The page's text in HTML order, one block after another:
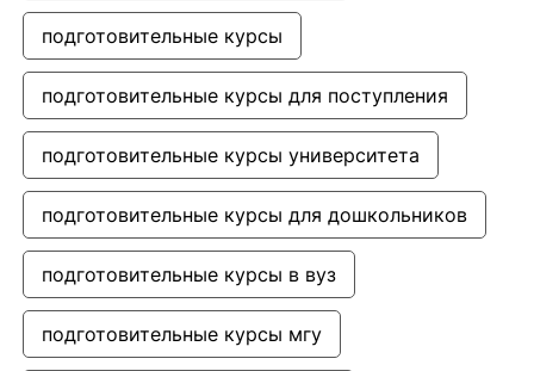
подготовительные курсы
подготовительные курсы для поступления
подготовительные курсы университета
подготовительные курсы для дошкольников
подготовительные курсы в вуз
подготовительные курсы мгу